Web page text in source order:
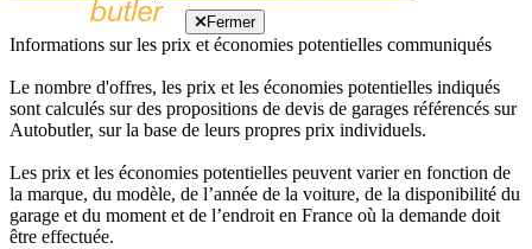
Fermer
Informations sur les prix et économies potentielles communiqués
Le nombre d'offres, les prix et les économies potentielles indiqués
sont calculés sur des propositions de devis de garages référencés sur
Autobutler, sur la base de leurs propres prix individuels.
Les prix et les économies potentielles peuvent varier en fonction de
la marque, du modèle, de l’année de la voiture, de la disponibilité du
garage et du moment et de l’endroit en France où la demande doit
être effectuée.